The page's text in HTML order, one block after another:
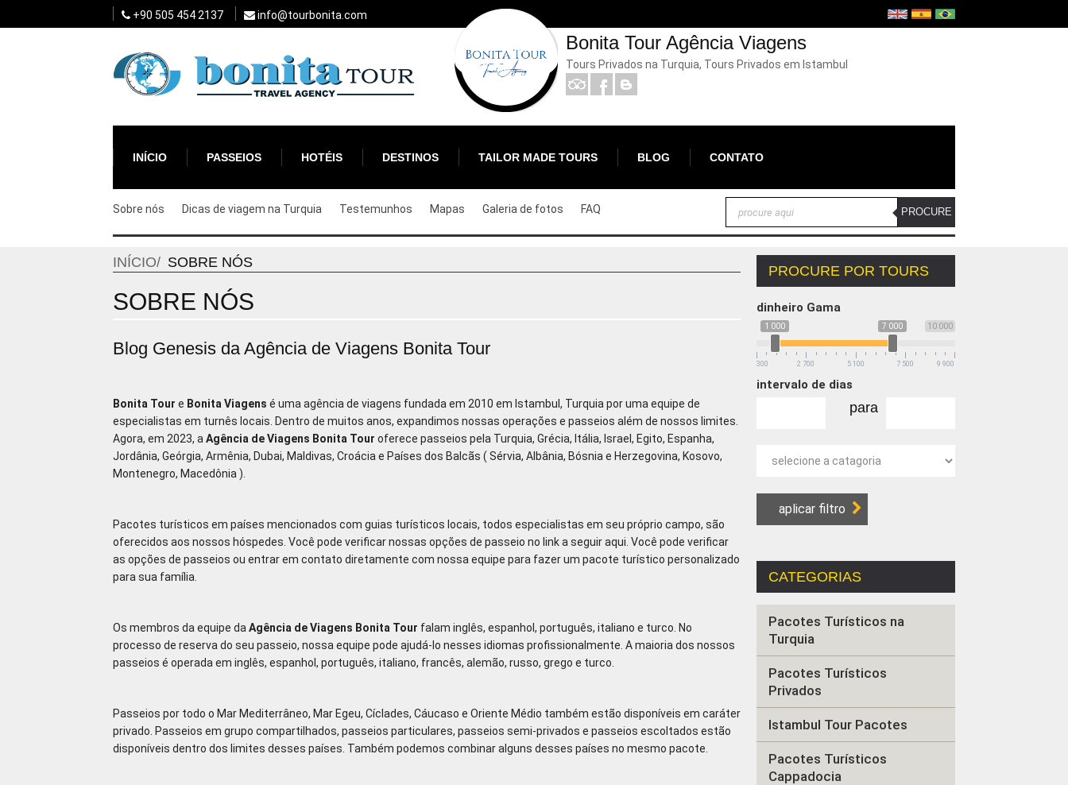
+90 505 454 2137 info@tourbonita.com
Bonita Tour Agência Viagens
Tours Privados na Turquia, Tours Privados em Istambul
INÍCIO PASSEIOS HOTÉIS DESTINOS TAILOR MADE TOURS BLOG CONTATO
Sobre nós Dicas de viagem na Turquia Testemunhos Mapas Galeria de fotos FAQ
INÍCIO SOBRE NÓS
SOBRE NÓS
Blog Genesis da Agência de Viagens Bonita Tour
Bonita Tour e Bonita Viagens é uma agência de viagens fundada em 2010 em Istambul, Turquia por uma equipe de
especialistas em turnês locais. Dentro de muitos anos, expandimos nossas operações e passeios além de nossos limites.
Agora, em 2023, a Agência de Viagens Bonita Tour oferece passeios pela Turquia, Grécia, Itália, Israel, Egito, Espanha,
Jordânia, Geórgia, Armênia, Dubai, Maldivas, Croácia e Países dos Balcãs ( Sérvia, Albânia, Bósnia e Herzegovina, Kosovo,
Montenegro, Macedônia ).
Pacotes turísticos em países mencionados com guias turísticos locais, todos especialistas em seu próprio campo, são
oferecidos aos nossos hóspedes. Você pode verificar nossas opções de passeio no link a seguir aqui. Você pode verificar
as opções de passeios ou entrar em contato diretamente com nossa equipe para fazer um pacote turístico personalizado
para sua família.
Os membros da equipe da Agência de Viagens Bonita Tour falam inglês, espanhol, português, italiano e turco. No
processo de reserva do seu passeio, nossa equipe pode ajudá-lo nesses idiomas profissionalmente. A maioria dos nossos
passeios é operada em inglês, espanhol, português, italiano, francês, alemão, russo, grego e turco.
Passeios por todo o Mar Mediterrâneo, Mar Egeu, Cíclades, Cáucaso e Oriente Médio também estão disponíveis em caráter
privado. Passeios em grupo compartilhados, passeios particulares, passeios semi-privados e passeios escoltados estão
disponíveis dentro dos limites desses países. Também podemos combinar alguns desses países no mesmo pacote.
PROCURE POR TOURS
dinheiro Gama
10 000
1 000 7 000
300 2 700 5 100 7 500 9 900
intervalo de dias
para
CATEGORIAS
Pacotes Turísticos na
Turquia
Pacotes Turísticos
Privados
Istambul Tour Pacotes
Pacotes Turísticos
Cappadocia